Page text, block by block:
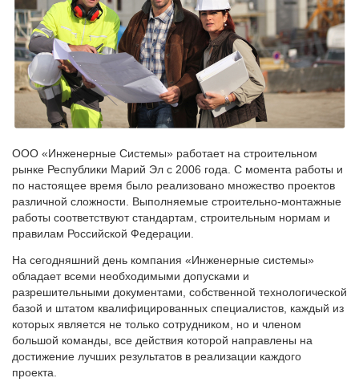
ООО «Инженерные Системы» работает на строительном
рынке Республики Марий Эл с 2006 года. С момента работы и
по настоящее время было реализовано множество проектов
различной сложности. Выполняемые строительно-монтажные
работы соответствуют стандартам, строительным нормам и
правилам Российской Федерации.
На сегодняшний день компания «Инженерные системы»
обладает всеми необходимыми допусками и
разрешительными документами, собственной технологической
базой и штатом квалифицированных специалистов, каждый из
которых является не только сотрудником, но и членом
большой команды, все действия которой направлены на
достижение лучших результатов в реализации каждого
проекта.